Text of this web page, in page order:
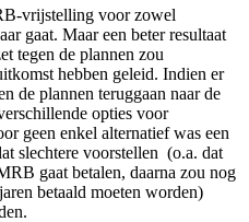
vrijstelling voor zowel
gaat. Maar een beter resultaat
tegen de plannen zou
hebben geleid. Indien er
de plannen teruggaan naar de
opties voor
geen enkel alternatief was een
slechtere voorstellen (o.a. dat
gaat betalen, daarna zou nog
betaald moeten worden)